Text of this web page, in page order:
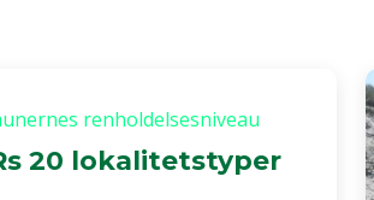
renholdelsesniveau
20 lokalitetstyper